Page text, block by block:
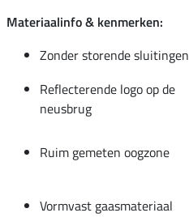
Materiaalinfo & kenmerken:
Zonder storende sluitingen
Reflecterende logo op de
neusbrug
Ruim gemeten oogzone
Vormvast gaasmateriaal